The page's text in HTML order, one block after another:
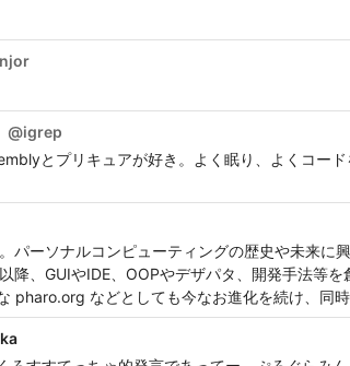
@igrep
とプリキュアが好き。よく眠り、よくコ
パーソナルコンピューティングの歴史や未来に
降、GUIやIDE、OOPやデザパタ、開発手法等
pharo.org などとしても今なお進化を続け、同